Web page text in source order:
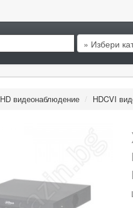
HD видеонаблюдение / HDCVI